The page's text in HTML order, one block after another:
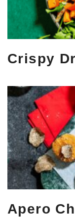
Crispy
Apero